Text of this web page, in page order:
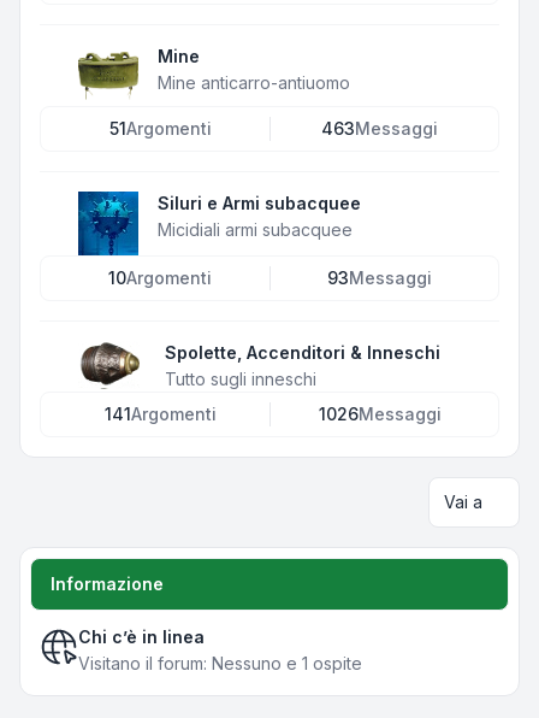
Mine
Mine anticarro-antiuomo
51Argomenti 463Messaggi
Siluri e Armi subacquee
Micidiali armi subacquee
10Argomenti 93Messaggi
Spolette, Accenditori & Inneschi
Tutto sugli inneschi
141Argomenti 1026Messaggi
Vai a
Informazione
Chi c’è in linea
Visitano il forum: Nessuno e 1 ospite